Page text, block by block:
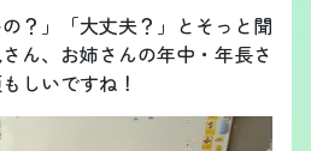
？」「大丈夫？」とそっと聞
ん、お姉さんの年中・年長さ
しいですね！